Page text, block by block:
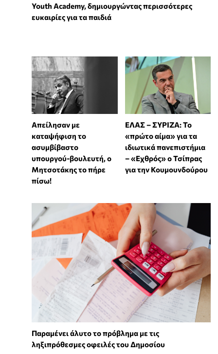
Youth Academy, δημιουργώντας περισσότερες
ευκαιρίες για τα παιδιά
Απείλησαν με
καταψήφιση το
ασυμβίβαστο
υπουργού-βουλευτή, ο
Μητσοτάκης το πήρε
πίσω!
ΕΛΑΣ – ΣΥΡΙΖΑ: Το
«πρώτο αίμα» για τα
ιδιωτικά πανεπιστήμια
– «Εχθρός» ο Τσίπρας
για την Κουμουνδούρου
Παραμένει άλυτο το πρόβλημα με τις
ληξιπρόθεσμες οφειλές του Δημοσίου